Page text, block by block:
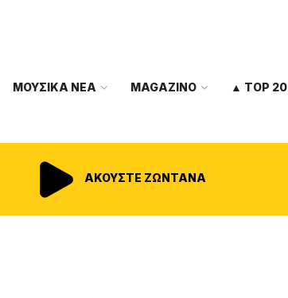
ΜΟΥΣΙΚΑ ΝΕΑ MAGAZINO ▲ TOP 20
ΑΚΟΥΣΤΕ ΖΩΝΤΑΝΑ